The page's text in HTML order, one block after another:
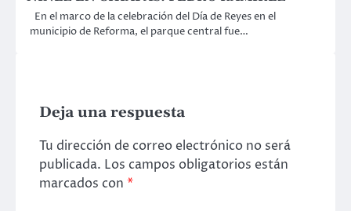
En el marco de la celebración del Día de Reyes en el
municipio de Reforma, el parque central fue…
Deja una respuesta
Tu dirección de correo electrónico no será
publicada. Los campos obligatorios están
marcados con *